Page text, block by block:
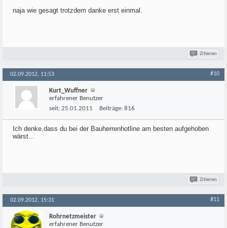
naja wie gesagt trotzdem danke erst einmal.
Zitieren
02.09.2012, 11:53 #10
Kurt_Wuffner
erfahrener Benutzer
seit: 25.01.2011 Beiträge: 816
Ich denke,dass du bei der Bauherrenhotline am besten aufgehoben
wärst...
Zitieren
02.09.2012, 15:31 #11
Rohrnetzmeister
erfahrener Benutzer